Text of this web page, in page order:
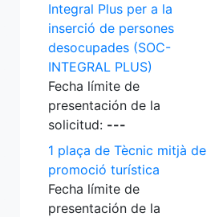
Integral Plus per a la
inserció de persones
desocupades (SOC-
INTEGRAL PLUS)
Fecha límite de
presentación de la
solicitud: ---
1 plaça de Tècnic mitjà de
promoció turística
Fecha límite de
presentación de la